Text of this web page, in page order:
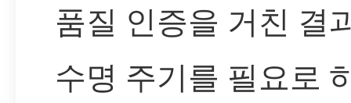
품질 인증을 거친 결
수명 주기를 필요로